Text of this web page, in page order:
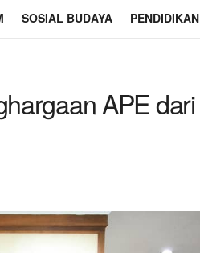
SOSIAL BUDAYA PENDIDIKAN
APE dari